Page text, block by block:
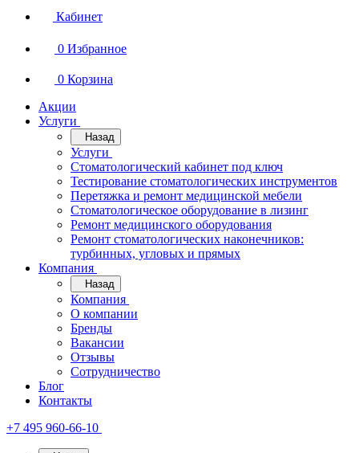
Кабинет
0 Избранное
0 Корзина
Акции
Услуги
Назад
Услуги
Стоматологический кабинет под ключ
Тестирование стоматологических инструментов
Перетяжка и ремонт медицинской мебели
Стоматологическое оборудование в лизинг
Ремонт медицинского оборудования
Ремонт стоматологических наконечников:
турбинных, угловых и прямых
Компания
Назад
Компания
О компании
Бренды
Вакансии
Отзывы
Сотрудничество
Блог
Контакты
+7 495 960-66-10